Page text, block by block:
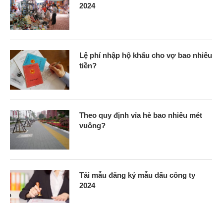
2024
Lệ phí nhập hộ khẩu cho vợ bao nhiêu
tiền?
Theo quy định vỉa hè bao nhiêu mét
vuông?
Tải mẫu đăng ký mẫu dấu công ty
2024